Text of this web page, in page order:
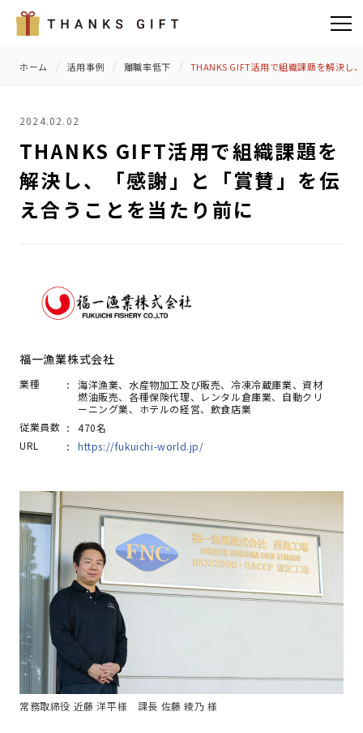
ホーム 活用事例 離職率低下 THANKS GIFT活用で組織課題を解決し
2024.02.02
THANKS GIFT活用で組織課題を
解決し、「感謝」と「賞賛」を伝
え合うことを当たり前に
福一漁業株式会社
業種
​​海洋漁業、水産物加工及び販売、冷凍冷蔵庫業、資材
燃油販売、各種保険代理、レンタル倉庫業、自動クリ
ーニング業、ホテルの経営、飲食店業
従業員数
470名
URL
https://fukuichi-world.jp/
常務取締役 近藤 洋平様 課長 佐藤 綾乃 様